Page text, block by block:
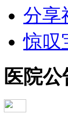
分享
惊叹
医院公